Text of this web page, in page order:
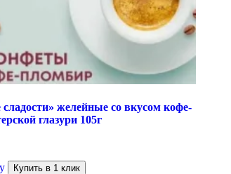
желейные со вкусом кофе-
глазури 105г
Купить в 1 клик